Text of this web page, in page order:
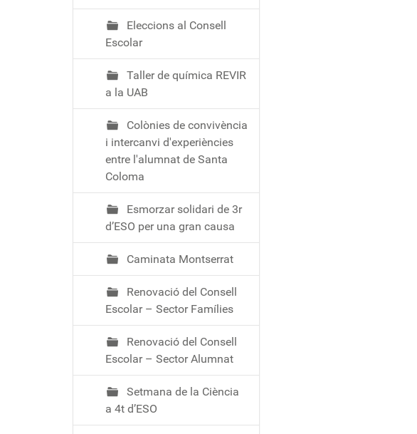
Eleccions al Consell
Escolar
Taller de química REVIR
a la UAB
Colònies de convivència
i intercanvi d'experiències
entre l'alumnat de Santa
Coloma
Esmorzar solidari de 3r
d’ESO per una gran causa
Caminata Montserrat
Renovació del Consell
Escolar – Sector Famílies
Renovació del Consell
Escolar – Sector Alumnat
Setmana de la Ciència
a 4t d’ESO